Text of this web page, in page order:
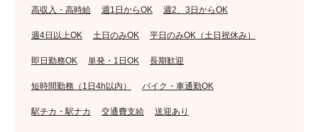
高収入・高時給 週1日からOK 週2、3日からOK
週4日以上OK 土日のみOK 平日のみOK（土日祝休み）
即日勤務OK 単発・1日OK 長期歓迎
短時間勤務（1日4h以内） バイク・車通勤OK
駅チカ・駅ナカ 交通費支給 送迎あり